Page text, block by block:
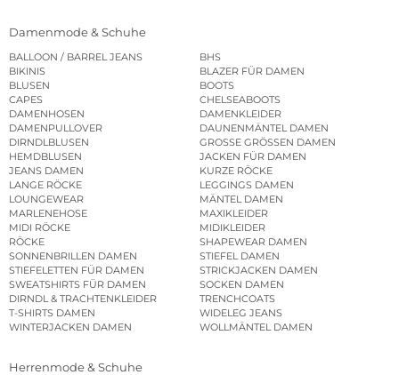
Damenmode & Schuhe
BALLOON / BARREL JEANS
BHS
BIKINIS
BLAZER FÜR DAMEN
BLUSEN
BOOTS
CAPES
CHELSEABOOTS
DAMENHOSEN
DAMENKLEIDER
DAMENPULLOVER
DAUNENMÄNTEL DAMEN
DIRNDLBLUSEN
GROSSE GRÖSSEN DAMEN
HEMDBLUSEN
JACKEN FÜR DAMEN
JEANS DAMEN
KURZE RÖCKE
LANGE RÖCKE
LEGGINGS DAMEN
LOUNGEWEAR
MÄNTEL DAMEN
MARLENEHOSE
MAXIKLEIDER
MIDI RÖCKE
MIDIKLEIDER
RÖCKE
SHAPEWEAR DAMEN
SONNENBRILLEN DAMEN
STIEFEL DAMEN
STIEFELETTEN FÜR DAMEN
STRICKJACKEN DAMEN
SWEATSHIRTS FÜR DAMEN
SOCKEN DAMEN
DIRNDL & TRACHTENKLEIDER
TRENCHCOATS
T-SHIRTS DAMEN
WIDELEG JEANS
WINTERJACKEN DAMEN
WOLLMÄNTEL DAMEN
Herrenmode & Schuhe